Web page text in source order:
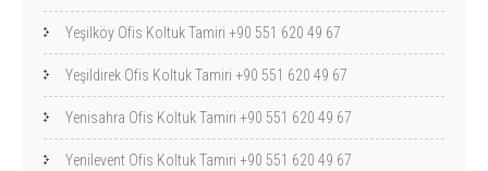
Yeşilköy Ofis Koltuk Tamiri +90 551 620 49 67
Yeşildirek Ofis Koltuk Tamiri +90 551 620 49 67
Yenisahra Ofis Koltuk Tamiri +90 551 620 49 67
Yenilevent Ofis Koltuk Tamiri +90 551 620 49 67